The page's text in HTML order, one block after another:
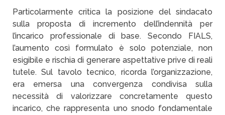
Particolarmente critica la posizione del sindacato
sulla proposta di incremento dell’indennità per
l’incarico professionale di base. Secondo FIALS,
l’aumento così formulato è solo potenziale, non
esigibile e rischia di generare aspettative prive di reali
tutele. Sul tavolo tecnico, ricorda l’organizzazione,
era emersa una convergenza condivisa sulla
necessità di valorizzare concretamente questo
incarico, che rappresenta uno snodo fondamentale